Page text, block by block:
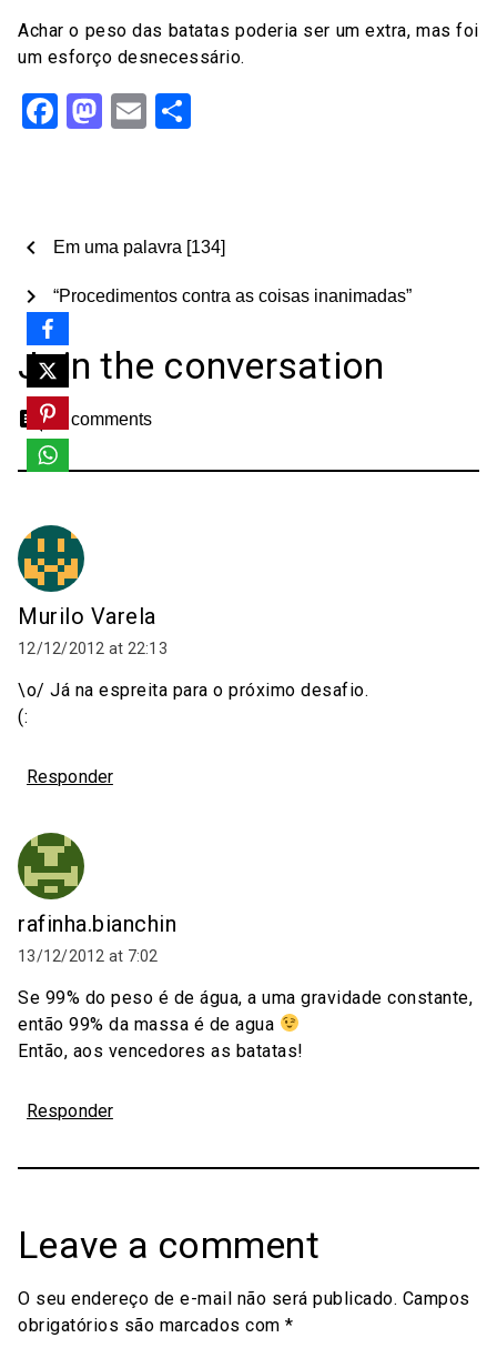
Achar o peso das batatas poderia ser um extra, mas foi
um esforço desnecessário.
Facebook
Mastodon
Email
chevron_left Em uma palavra [134]
“Procedimentos contra as coisas inanimadas”
chevron_right
Join the conversation
comment 0 comments
Murilo Varela
12/12/2012 at 22:13
\o/ Já na espreita para o próximo desafio.
(:
Responder
rafinha.bianchin
13/12/2012 at 7:02
Se 99% do peso é de água, a uma gravidade constante,
então 99% da massa é de agua
Então, aos vencedores as batatas!
Responder
Leave a comment
O seu endereço de e-mail não será publicado. Campos
obrigatórios são marcados com *